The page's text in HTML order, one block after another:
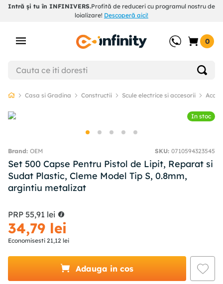
Intră și tu în INFINIVERS.Profită de reduceri cu programul nostru de
loializare! Descoperă aici!
0
Casa si Gradina Constructii Scule electrice si accesorii
In stoc
OEM SKU: 0710594323545
Set 500 Capse Pentru Pistol de Lipit, Reparat si
Sudat Plastic, Cleme Model Tip S, 0.8mm,
argintiu metalizat
PRP 55,91 lei
34,79 lei
Economisesti 21,12 lei
Adauga in cos